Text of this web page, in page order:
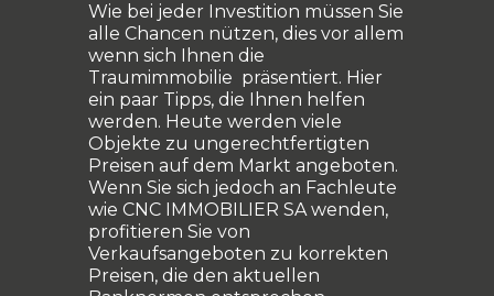
Wie bei jeder Investition müssen Sie
alle Chancen nützen, dies vor allem
wenn sich Ihnen die
Traumimmobilie präsentiert. Hier
ein paar Tipps, die Ihnen helfen
werden. Heute werden viele
Objekte zu ungerechtfertigten
Preisen auf dem Markt angeboten.
Wenn Sie sich jedoch an Fachleute
wie CNC IMMOBILIER SA wenden,
profitieren Sie von
Verkaufsangeboten zu korrekten
Preisen, die den aktuellen